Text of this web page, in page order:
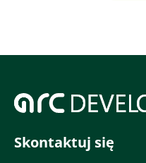
Skontaktuj się